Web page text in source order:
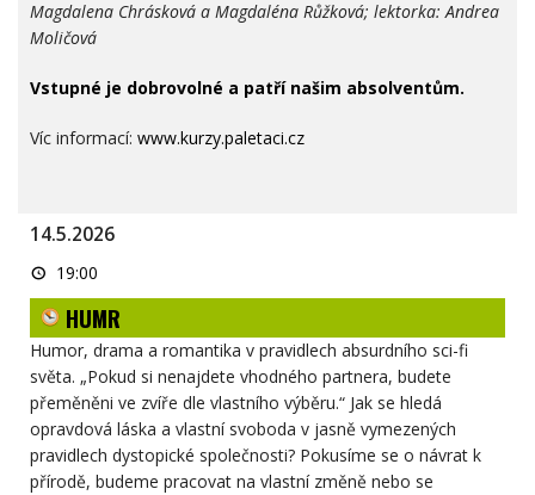
Magdalena Chrásková a Magdaléna Růžková; lektorka: Andrea
Moličová
Vstupné je dobrovolné a patří našim absolventům.
Víc informací: www.kurzy.paletaci.cz
14.5.2026
HUMR19:00
HUMR
Humor, drama a romantika v pravidlech absurdního sci-fi
světa. „Pokud si nenajdete vhodného partnera, budete
přeměněni ve zvíře dle vlastního výběru.“ Jak se hledá
opravdová láska a vlastní svoboda v jasně vymezených
pravidlech dystopické společnosti? Pokusíme se o návrat k
přírodě, budeme pracovat na vlastní změně nebo se